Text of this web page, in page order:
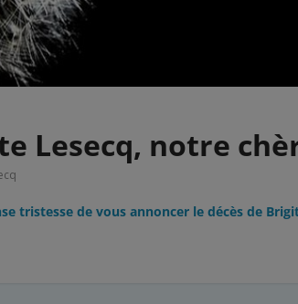
Lesecq, notre
tristesse de vous annoncer le décès de